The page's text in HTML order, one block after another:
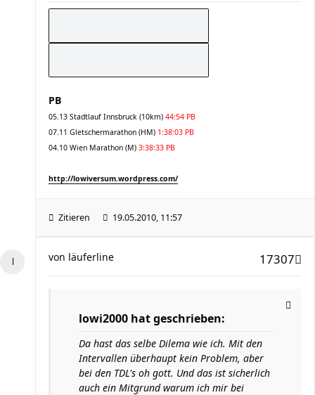
PB
05.13 Stadtlauf Innsbruck (10km) 44:54 PB
07.11 Gletschermarathon (HM) 1:38:03 PB
04.10 Wien Marathon (M) 3:38:33 PB
http://lowiversum.wordpress.com/
Zitieren 19.05.2010, 11:57
17307
von läuferline
lowi2000 hat geschrieben:
Da hast das selbe Dilema wie ich. Mit den
Intervallen überhaupt kein Problem, aber
bei den TDL's oh gott. Und das ist sicherlich
auch ein Mitgrund warum ich mir bei